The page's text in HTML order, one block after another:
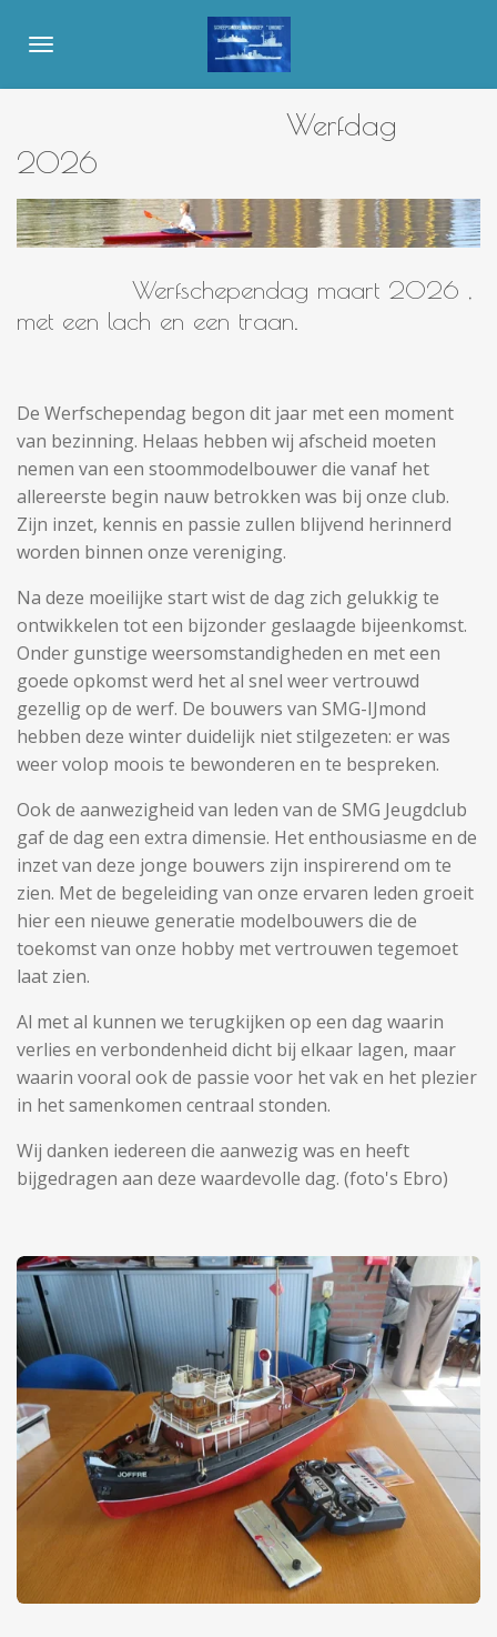
direct
Werfdag
2026
Werfschependag maart 2026 ,
met een lach en een traan.
De Werfschependag begon dit jaar met een moment
van bezinning. Helaas hebben wij afscheid moeten
nemen van een stoommodelbouwer die vanaf het
allereerste begin nauw betrokken was bij onze club.
Zijn inzet, kennis en passie zullen blijvend herinnerd
worden binnen onze vereniging.
Na deze moeilijke start wist de dag zich gelukkig te
ontwikkelen tot een bijzonder geslaagde bijeenkomst.
Onder gunstige weersomstandigheden en met een
goede opkomst werd het al snel weer vertrouwd
gezellig op de werf. De bouwers van SMG-IJmond
hebben deze winter duidelijk niet stilgezeten: er was
weer volop moois te bewonderen en te bespreken.
Ook de aanwezigheid van leden van de SMG Jeugdclub
gaf de dag een extra dimensie. Het enthousiasme en de
inzet van deze jonge bouwers zijn inspirerend om te
zien. Met de begeleiding van onze ervaren leden groeit
hier een nieuwe generatie modelbouwers die de
toekomst van onze hobby met vertrouwen tegemoet
laat zien.
Al met al kunnen we terugkijken op een dag waarin
verlies en verbondenheid dicht bij elkaar lagen, maar
waarin vooral ook de passie voor het vak en het plezier
in het samenkomen centraal stonden.
Wij danken iedereen die aanwezig was en heeft
bijgedragen aan deze waardevolle dag. (foto's Ebro)